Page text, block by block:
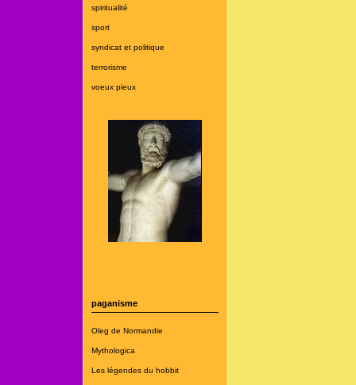
spiritualité
sport
syndicat et politique
terrorisme
voeux pieux
paganisme
Oleg de Normandie
Mythologica
Les légendes du hobbit